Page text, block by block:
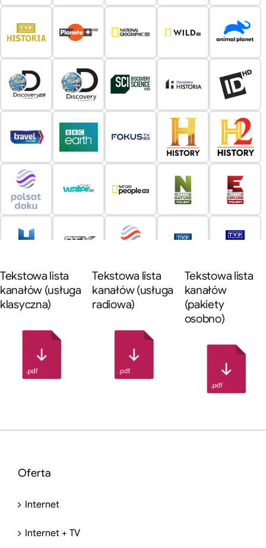
Tekstowa lista
kanałów (usługa
klasyczna)
Tekstowa lista
kanałów (usługa
radiowa)
Tekstowa lista
kanałów
(pakiety
osobno)
Oferta
Internet
Internet + TV